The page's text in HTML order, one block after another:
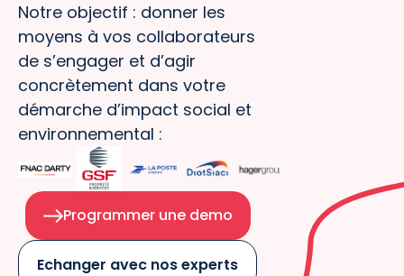
Notre objectif : donner les
moyens à vos collaborateurs
de s’engager et d’agir
concrètement dans votre
démarche d’impact social et
environnemental :
Programmer une demo
Echanger avec nos experts